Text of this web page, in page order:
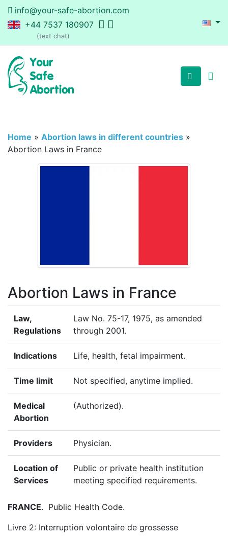
info@your-safe-abortion.com
+44 7537 180907
(text chat)
Home » Abortion laws in different countries »
Abortion Laws in France
Abortion Laws in France
Law,
Regulations
Law No. 75-17, 1975, as amended
through 2001.
Indications Life, health, fetal impairment.
Time limit Not specified, anytime implied.
Medical
Abortion
(Authorized).
Providers Physician.
Location of
Services
Public or private health institution
meeting specified requirements.
FRANCE. Public Health Code.
Livre 2: Interruption volontaire de grossesse